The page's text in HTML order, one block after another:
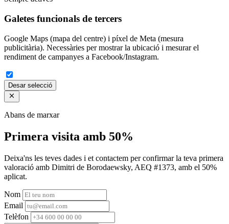
Galetes funcionals de tercers
Google Maps (mapa del centre) i píxel de Meta (mesura
publicitària). Necessàries per mostrar la ubicació i mesurar el
rendiment de campanyes a Facebook/Instagram.
Desar selecció
Abans de marxar
Primera visita amb 50%
Deixa'ns les teves dades i et contactem per confirmar la teva primera
valoració amb Dimitri de Borodaewsky, AEQ #1373, amb el 50%
aplicat.
Nom
Email
Telèfon